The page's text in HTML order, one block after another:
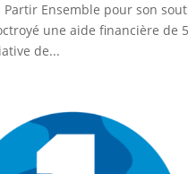
Ensemble pour son
une aide financière de
de...